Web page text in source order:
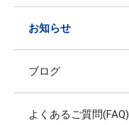
お知らせ
ブログ
よくあるご質問(FAQ)